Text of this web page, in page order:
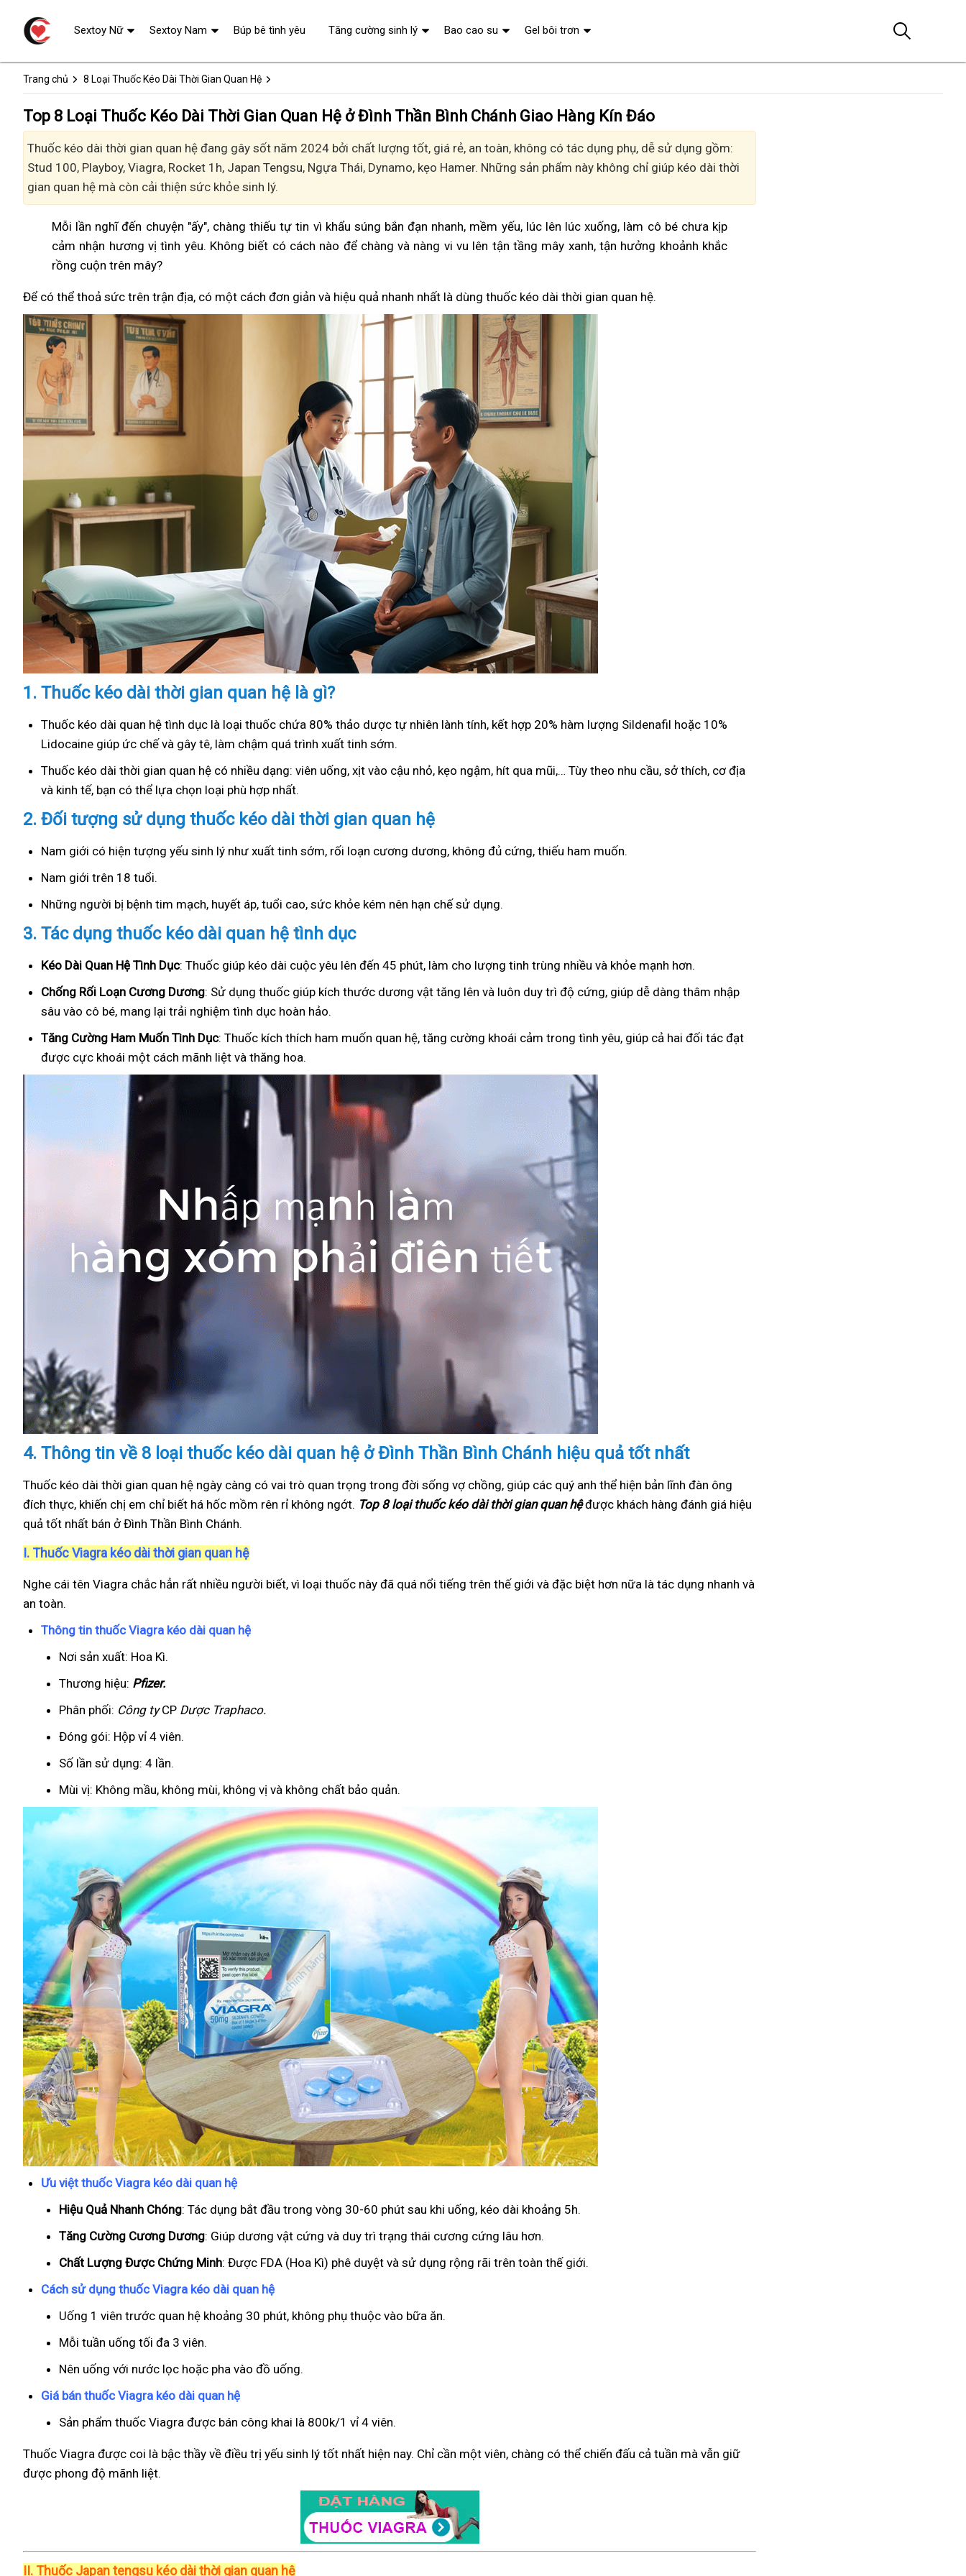
Trang chủ 8 Loại Thuốc Kéo Dài Thời Gian Quan Hệ
Top 8 Loại Thuốc Kéo Dài Thời Gian Quan Hệ ở Đình Thần Bình Chánh Giao Hàng Kín Đáo
Thuốc kéo dài thời gian quan hệ đang gây sốt năm 2024 bởi chất lượng tốt, giá rẻ, an toàn, không có tác dụng phụ, dễ sử dụng gồm:
Stud 100, Playboy, Viagra, Rocket 1h, Japan Tengsu, Ngựa Thái, Dynamo, kẹo Hamer. Những sản phẩm này không chỉ giúp kéo dài thời
gian quan hệ mà còn cải thiện sức khỏe sinh lý.
Mỗi lần nghĩ đến chuyện "ấy", chàng thiếu tự tin vì khẩu súng bắn đạn nhanh, mềm yếu, lúc lên lúc xuống, làm cô bé chưa kịp
cảm nhận hương vị tình yêu. Không biết có cách nào để chàng và nàng vi vu lên tận tầng mây xanh, tận hưởng khoảnh khắc
rồng cuộn trên mây?
Để có thể thoả sức trên trận địa, có một cách đơn giản và hiệu quả nhanh nhất là dùng thuốc kéo dài thời gian quan hệ.
1. Thuốc kéo dài thời gian quan hệ là gì?
Thuốc kéo dài quan hệ tình dục là loại thuốc chứa 80% thảo dược tự nhiên lành tính, kết hợp 20% hàm lượng Sildenafil hoặc 10%
Lidocaine giúp ức chế và gây tê, làm chậm quá trình xuất tinh sớm.
Thuốc kéo dài thời gian quan hệ có nhiều dạng: viên uống, xịt vào cậu nhỏ, kẹo ngậm, hít qua mũi,… Tùy theo nhu cầu, sở thích, cơ địa
và kinh tế, bạn có thể lựa chọn loại phù hợp nhất.
2. Đối tượng sử dụng thuốc kéo dài thời gian quan hệ
Nam giới có hiện tượng yếu sinh lý như xuất tinh sớm, rối loạn cương dương, không đủ cứng, thiếu ham muốn.
Nam giới trên 18 tuổi.
Những người bị bệnh tim mạch, huyết áp, tuổi cao, sức khỏe kém nên hạn chế sử dụng.
3. Tác dụng thuốc kéo dài quan hệ tình dục
Kéo Dài Quan Hệ Tình Dục: Thuốc giúp kéo dài cuộc yêu lên đến 45 phút, làm cho lượng tinh trùng nhiều và khỏe mạnh hơn.
Chống Rối Loạn Cương Dương: Sử dụng thuốc giúp kích thước dương vật tăng lên và luôn duy trì độ cứng, giúp dễ dàng thâm nhập
sâu vào cô bé, mang lại trải nghiệm tình dục hoàn hảo.
Tăng Cường Ham Muốn Tình Dục: Thuốc kích thích ham muốn quan hệ, tăng cường khoái cảm trong tình yêu, giúp cả hai đối tác đạt
được cực khoái một cách mãnh liệt và thăng hoa.
4. Thông tin về 8 loại thuốc kéo dài quan hệ ở Đình Thần Bình Chánh hiệu quả tốt nhất
Thuốc kéo dài thời gian quan hệ ngày càng có vai trò quan trọng trong đời sống vợ chồng, giúp các quý anh thể hiện bản lĩnh đàn ông
đích thực, khiến chị em chỉ biết há hốc mồm rên rỉ không ngớt. Top 8 loại thuốc kéo dài thời gian quan hệđược khách hàng đánh giá hiệu
quả tốt nhất bán ở Đình Thần Bình Chánh.
I. Thuốc Viagra kéo dài thời gian quan hệ
Nghe cái tên Viagra chắc hẳn rất nhiều người biết, vì loại thuốc này đã quá nổi tiếng trên thế giới và đặc biệt hơn nữa là tác dụng nhanh và
an toàn.
Thông tin thuốc Viagra kéo dài quan hệ
Nơi sản xuất: Hoa Kì.
Thương hiệu: Pfizer.
Phân phối: Công tyCP Dược Traphaco.
Đóng gói: Hộp vỉ 4 viên.
Số lần sử dụng: 4 lần.
Mùi vị: Không mầu, không mùi, không vị và không chất bảo quản.
Ưu việt thuốc Viagra kéo dài quan hệ
Hiệu Quả Nhanh Chóng: Tác dụng bắt đầu trong vòng 30-60 phút sau khi uống, kéo dài khoảng 5h.
Tăng Cường Cương Dương: Giúp dương vật cứng và duy trì trạng thái cương cứng lâu hơn.
Chất Lượng Được Chứng Minh: Được FDA (Hoa Kì) phê duyệt và sử dụng rộng rãi trên toàn thế giới.
Cách sử dụng thuốc Viagra kéo dài quan hệ
Uống 1 viên trước quan hệ khoảng 30 phút, không phụ thuộc vào bữa ăn.
Mỗi tuần uống tối đa 3 viên.
Nên uống với nước lọc hoặc pha vào đồ uống.
Giá bán thuốc Viagra kéo dài quan hệ
Sản phẩm thuốc Viagra được bán công khai là 800k/1 vỉ 4 viên.
Thuốc Viagra được coi là bậc thầy về điều trị yếu sinh lý tốt nhất hiện nay. Chỉ cần một viên, chàng có thể chiến đấu cả tuần mà vẫn giữ
được phong độ mãnh liệt.
II. Thuốc Japan tengsu kéo dài thời gian quan hệ
Sextoy Nữ Sextoy Nam Búp bê tình yêu Tăng cường sinh lý Bao cao su Gel bôi trơn